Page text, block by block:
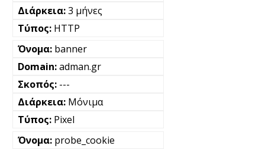
3 μήνες
HTTP
banner
adman.gr
---
Μόνιμα
Pixel
probe_cookie